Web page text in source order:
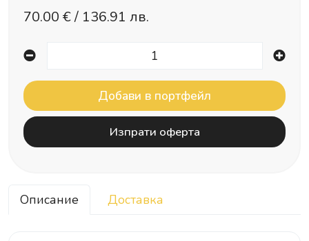
70.00 € / 136.91 лв.
Изпрати оферта
Описание Доставка